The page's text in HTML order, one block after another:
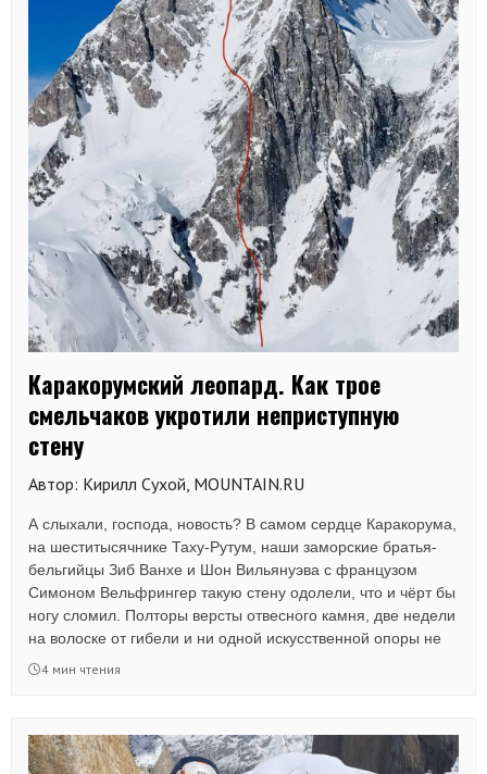
Каракорумский леопард. Как трое
смельчаков укротили неприступную
стену
Автор: Кирилл Сухой, MOUNTAIN.RU
А слыхали, господа, новость? В самом сердце Каракорума,
на шеститысячнике Таху-Рутум, наши заморские братья-
бельгийцы Зиб Ванхе и Шон Вильянуэва с французом
Симоном Вельфрингер такую стену одолели, что и чёрт бы
ногу сломил. Полторы версты отвесного камня, две недели
на волоске от гибели и ни одной искусственной опоры не
использовали — вот вам и вся арифметика!
4 мин чтения